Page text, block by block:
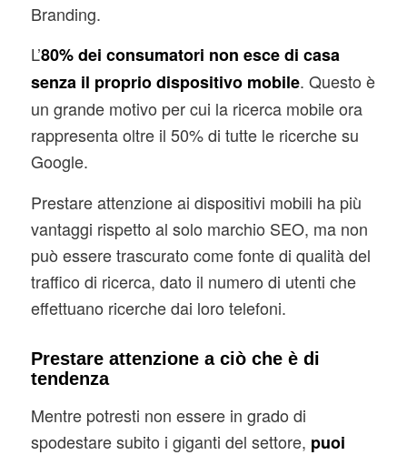
Branding.
L’80% dei consumatori non esce di casa
senza il proprio dispositivo mobile. Questo è
un grande motivo per cui la ricerca mobile ora
rappresenta oltre il 50% di tutte le ricerche su
Google.
Prestare attenzione ai dispositivi mobili ha più
vantaggi rispetto al solo marchio SEO, ma non
può essere trascurato come fonte di qualità del
traffico di ricerca, dato il numero di utenti che
effettuano ricerche dai loro telefoni.
Prestare attenzione a ciò che è di
tendenza
Mentre potresti non essere in grado di
spodestare subito i giganti del settore, puoi